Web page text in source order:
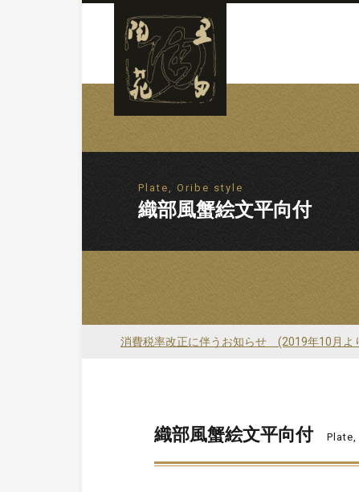
Plate, Oribe style
織部風蟹絵文平向付
消費税率改正に伴うお知らせ (2019年10月よ
織部風蟹絵文平向付